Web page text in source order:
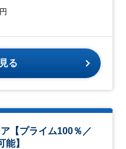
る
【プライム100％／
能】